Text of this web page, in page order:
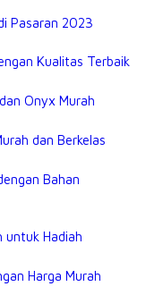
Pasaran 2023
Kualitas Terbaik
Onyx Murah
dan Berkelas
Bahan
untuk Hadiah
Harga Murah